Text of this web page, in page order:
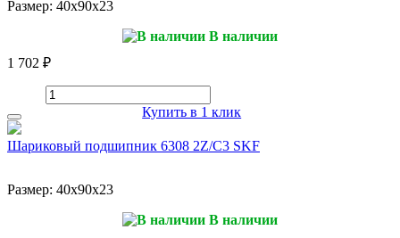
Размер: 40x90x23
В наличии
1 702 ₽
Купить в 1 клик
Шариковый подшипник 6308 2Z/C3 SKF
Размер: 40x90x23
В наличии